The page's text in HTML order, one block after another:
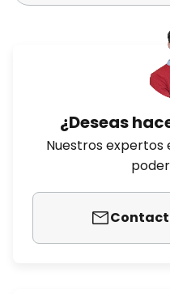
¿Deseas
Nuestros